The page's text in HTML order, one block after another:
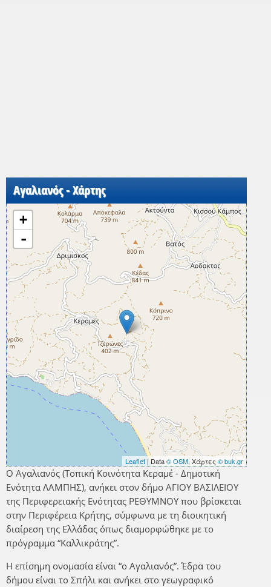
Αγαλιανός - Χάρτης
+
-
Leaflet | Data© OSM, Χάρτες © buk.gr
Ο Αγαλιανός (Τοπική Κοινότητα Κεραμέ - Δημοτική
Ενότητα ΛΑΜΠΗΣ), ανήκει στον δήμο ΑΓΙΟΥ ΒΑΣΙΛΕΙΟΥ
της Περιφερειακής Ενότητας ΡΕΘΥΜΝΟΥ που βρίσκεται
στην Περιφέρεια Κρήτης, σύμφωνα με τη διοικητική
διαίρεση της Ελλάδας όπως διαμορφώθηκε με το
πρόγραμμα “Καλλικράτης”.
Η επίσημη ονομασία είναι “ο Αγαλιανός”. Έδρα του
δήμου είναι το Σπήλι και ανήκει στο γεωγραφικό